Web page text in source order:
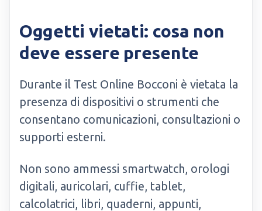
Oggetti vietati: cosa non
deve essere presente
Durante il Test Online Bocconi è vietata la
presenza di dispositivi o strumenti che
consentano comunicazioni, consultazioni o
supporti esterni.
Non sono ammessi smartwatch, orologi
digitali, auricolari, cuffie, tablet,
calcolatrici, libri, quaderni, appunti,